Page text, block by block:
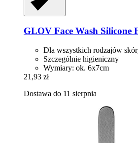
GLOV Face Wash Silicone
Dla wszystkich rodzajów
Szczególnie higieniczny
Wymiary: ok. 6x7cm
21,93 zł
Dostawa do 11 sierpnia